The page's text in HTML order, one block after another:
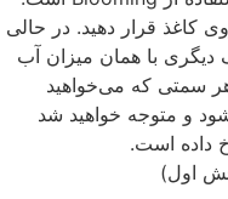
کاغذ قرار دهید. در حالی
با همان میزان آب
هر سمتی که می‌خواهید
و متوجه خواهید شد
داده است.